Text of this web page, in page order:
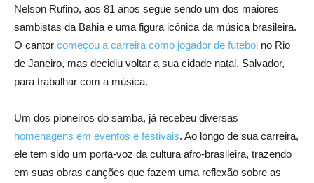
Nelson Rufino, aos 81 anos segue sendo um dos maiores
sambistas da Bahia e uma figura icônica da música brasileira.
O cantor começou a carreira como jogador de futebol no Rio
de Janeiro, mas decidiu voltar a sua cidade natal, Salvador,
para trabalhar com a música.
Um dos pioneiros do samba, já recebeu diversas
homenagens em eventos e festivais. Ao longo de sua carreira,
ele tem sido um porta-voz da cultura afro-brasileira, trazendo
em suas obras canções que fazem uma reflexão sobre as